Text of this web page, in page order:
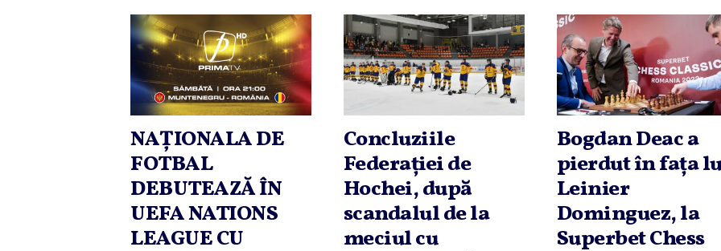
NAŢIONALA DE
FOTBAL
DEBUTEAZĂ ÎN
UEFA NATIONS
LEAGUE CU
Concluziile
Federaţiei de
Hochei, după
scandalul de la
meciul cu
Bogdan Deac a
pierdut în faţa
Leinier
Dominguez, la
Superbet Chess